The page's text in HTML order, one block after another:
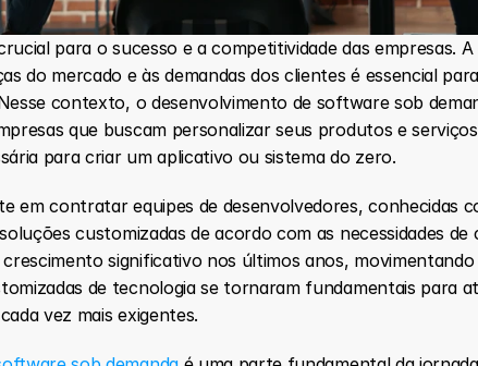
para o sucesso e a competitividade das empresas.
do mercado e às demandas dos clientes é essencial
contexto, o desenvolvimento de software sob
que buscam personalizar seus produtos e
para criar um aplicativo ou sistema do zero.
em contratar equipes de desenvolvedores, conhecidas
customizadas de acordo com as necessidades de
significativo nos últimos anos,
de tecnologia se tornaram fundamentais para
vez mais exigentes.